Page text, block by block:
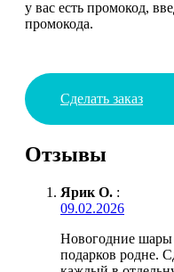
у вас есть промокод,
промокода.
Сделать заказ
Отзывы
Ярик О. :
09.02.2026
Новогодние шары
подарков родне.